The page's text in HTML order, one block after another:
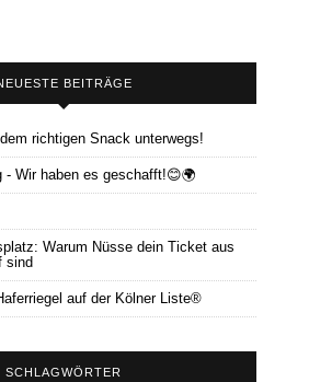
BEITRÄGE
richtigen Snack unterwegs!
- Wir haben es geschafft!😊🌍
Warum Nüsse dein Ticket aus
sind
auf der Kölner Liste®
SCHLAGWÖRTER